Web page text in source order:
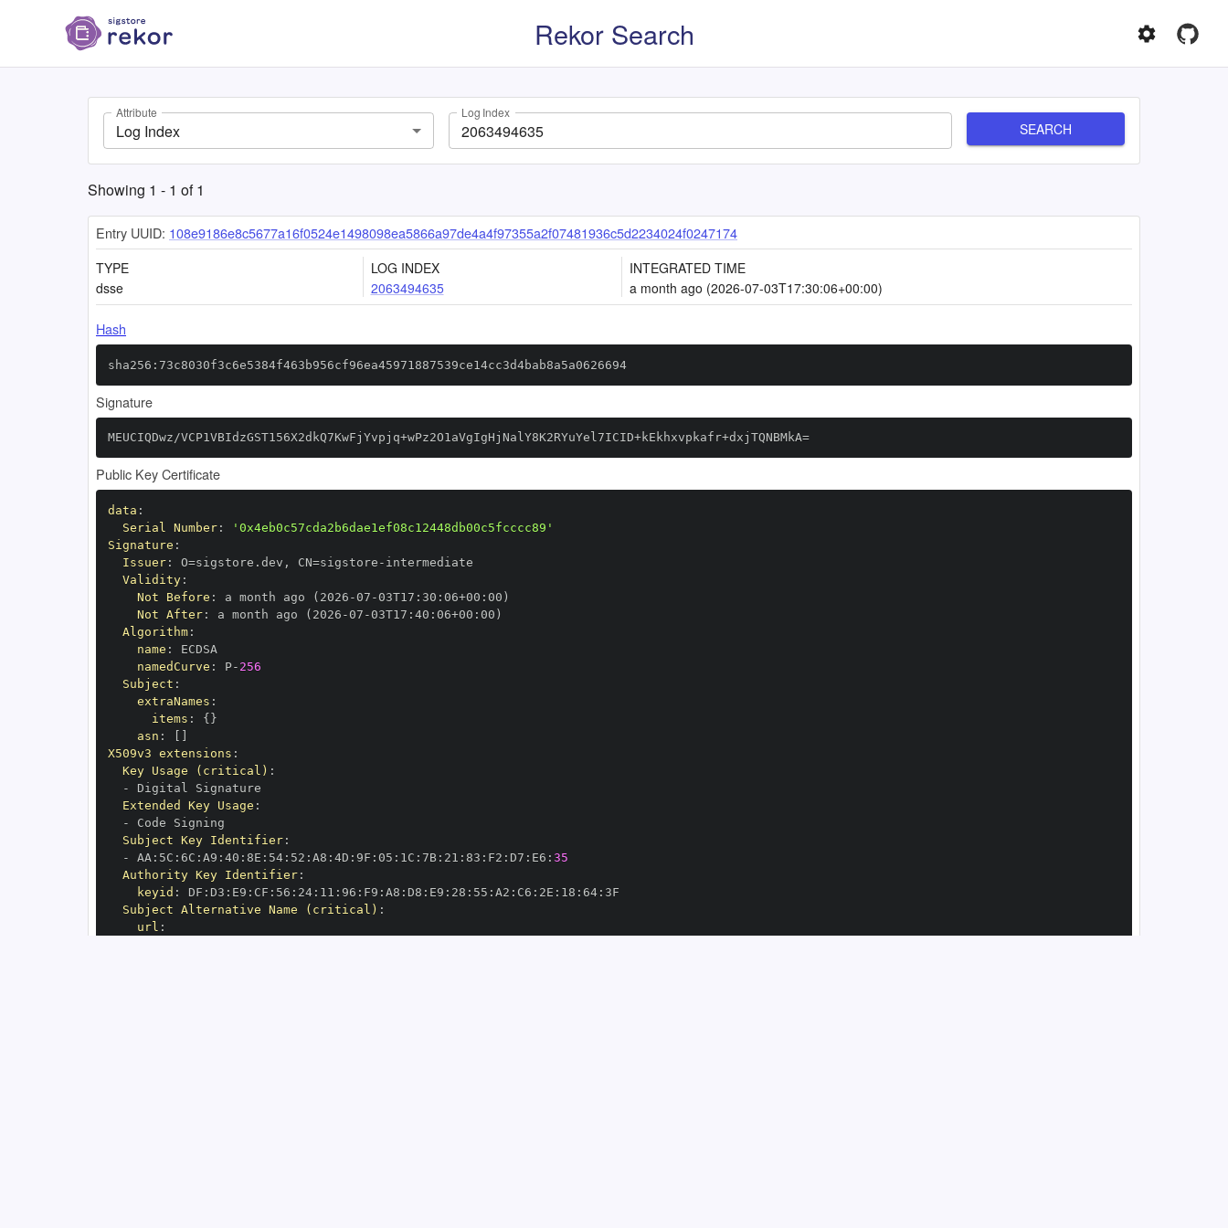
Rekor Search
Attribute
Log Index
Log Index
SEARCH
Showing 1 - 1 of1
Entry UUID: 108e9186e8c5677a16f0524e1498098ea5866a97de4a4f97355a2f07481936c5d2234024f0247174
TYPE
dsse
LOG INDEX
2063494635
INTEGRATED TIME
a month ago (2026-07-03T17:30:06+00:00)
Hash
sha256:73c8030f3c6e5384f463b956cf96ea45971887539ce14cc3d4bab8a5a0626694
Signature
MEUCIQDwz/VCP1VBIdzGST156X2dkQ7KwFjYvpjq+wPz2O1aVgIgHjNalY8K2RYuYel7ICID+kEkhxvpkafr+dxjTQNBMkA=
Public Key Certificate
data :
Serial Number:
'0x4eb0c57cda2b6dae1ef08c12448db00c5fcccc89'
Signature :
Issuer: O=sigstore.dev , CN=sigstore -
Validity:
Not Before : a month ago (2026 -07 -03T17 : 30 : 06+00 :
Not After: a month ago (2026 -07 -03T17 : 40 : 06+00 :
Algorithm:
name :
namedCurve : P- 256
Subject :
extraNames :
items : { }
asn :
X509v3 extensions :
Key Usage (critical) :
-
Extended Key Usage :
-
Subject Key Identifier:
-
AA : 5C : 6C : A9 : 40 : 8E : 54: 52 : A8 : 4D : 9F : 05 : 1C : 7B: 21 : 83 : F2 : D7 : E6 : 35
Authority Key Identifier:
keyid : DF : D3 : E9 : CF : 56 : 24: 11 : 96 : F9 : A8 : D8 : E9 : 28 : 55 : A2 : C6 : 2E : 18 : 64:
Subject Alternative Name (critical) :
url :